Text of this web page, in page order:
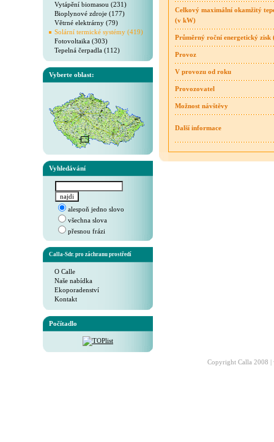
Vytápění biomasou (231)
Bioplynové zdroje (177)
Větrné elektrárny (79)
Solární termické systémy (419)
Fotovoltaika (303)
Tepelná čerpadla (112)
Vyberte oblast:
Vyhledávání
alespoň jedno slovo
všechna slova
přesnou frázi
Calla-Sdr. pro záchranu prostředí
O Calle
Naše nabídka
Ekoporadenství
Kontakt
Počítadlo
Celkový maximální okamžitý
(v kW)
Průměrný roční energetický zisk
Provoz
V provozu od roku
Provozovatel
Možnost návštěvy
Další informace
Copyright Calla 2008 |